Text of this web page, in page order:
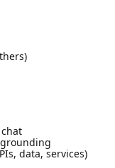
data, services)